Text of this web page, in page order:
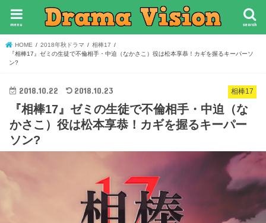
search
menu
HOME 2018年秋ドラマ
相棒17
『相棒17』ゼミの生徒で不倫相手・中迫（なかさこ）役は松本享恭！カギを握るキーパーソ
ン?
相棒17
2018.10.22 2018.10.23
『相棒17』ゼミの生徒で不倫相手・中迫（な
かさこ）役は松本享恭！カギを握るキーパー
ソン?